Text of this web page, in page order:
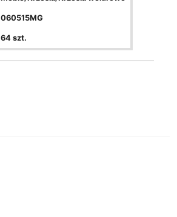
060515MG
64 szt.